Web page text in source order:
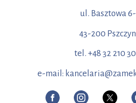
ul. Basztowa
43-200
tel. +48 32 210
e-mail: